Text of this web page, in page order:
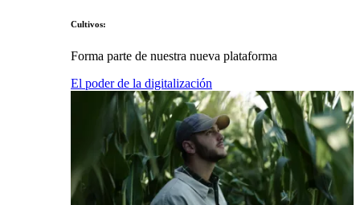
Cultivos:
Forma parte de nuestra nueva plataforma
El poder de la digitalización